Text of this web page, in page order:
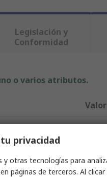
Legislación y
Conformidad
o varios atributos.
Valor
RS
Junta
privacidad
y otras tecnologías para
páginas de terceros. Al